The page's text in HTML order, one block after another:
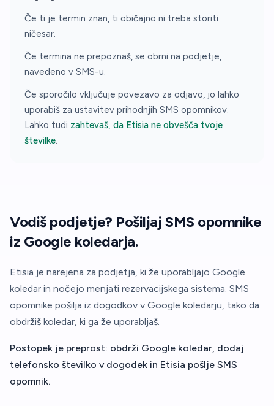
Če ti je termin znan, ti običajno ni treba storiti
ničesar.
Če termina ne prepoznaš, se obrni na podjetje,
navedeno v SMS-u.
Če sporočilo vključuje povezavo za odjavo, jo lahko
uporabiš za ustavitev prihodnjih SMS opomnikov.
Lahko tudi zahtevaš, da Etisia ne obvešča tvoje
številke.
Vodiš podjetje? Pošiljaj SMS opomnike
iz Google koledarja.
Etisia je narejena za podjetja, ki že uporabljajo Google
koledar in nočejo menjati rezervacijskega sistema. SMS
opomnike pošilja iz dogodkov v Google koledarju, tako da
obdržiš koledar, ki ga že uporabljaš.
Postopek je preprost: obdrži Google koledar, dodaj
telefonsko številko v dogodek in Etisia pošlje SMS
opomnik.